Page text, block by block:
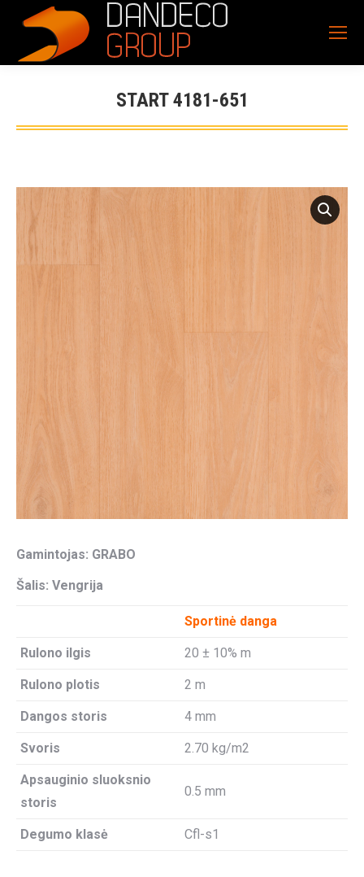
START 4181-651
Gamintojas: GRABO
Šalis: Vengrija
Sportinė danga
Rulono ilgis 20 ± 10% m
Rulono plotis 2 m
Dangos storis 4 mm
Svoris 2.70 kg/m2
Apsauginio sluoksnio
storis
0.5 mm
Degumo klasė Cfl-s1